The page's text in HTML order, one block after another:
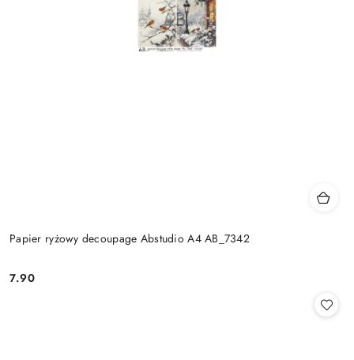
Papier ryżowy decoupage Abstudio A4 AB_7342
Cena:
7.90